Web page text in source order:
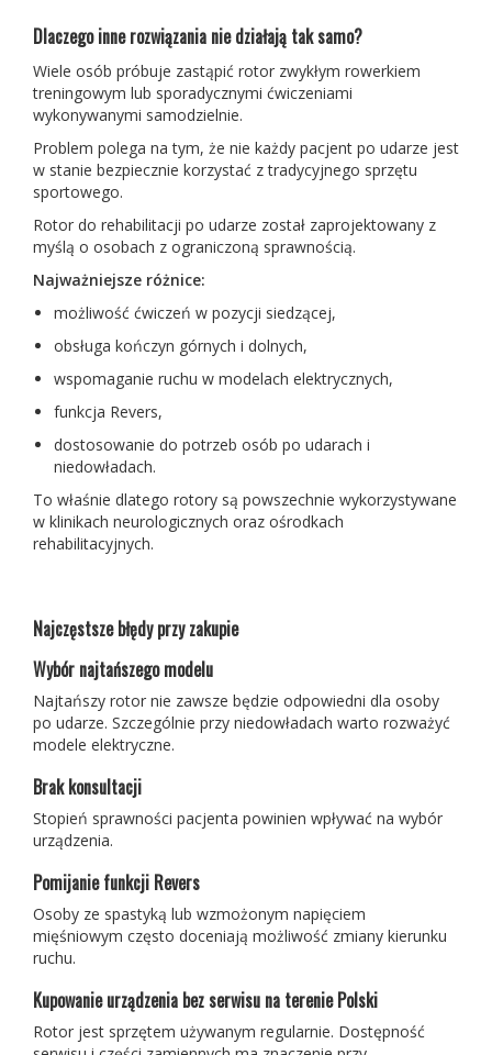
Dlaczego inne rozwiązania nie działają tak samo?
Wiele osób próbuje zastąpić rotor zwykłym rowerkiem
treningowym lub sporadycznymi ćwiczeniami
wykonywanymi samodzielnie.
Problem polega na tym, że nie każdy pacjent po udarze jest
w stanie bezpiecznie korzystać z tradycyjnego sprzętu
sportowego.
Rotor do rehabilitacji po udarze został zaprojektowany z
myślą o osobach z ograniczoną sprawnością.
Najważniejsze różnice:
możliwość ćwiczeń w pozycji siedzącej,
obsługa kończyn górnych i dolnych,
wspomaganie ruchu w modelach elektrycznych,
funkcja Revers,
dostosowanie do potrzeb osób po udarach i
niedowładach.
To właśnie dlatego rotory są powszechnie wykorzystywane
w klinikach neurologicznych oraz ośrodkach
rehabilitacyjnych.
Najczęstsze błędy przy zakupie
Wybór najtańszego modelu
Najtańszy rotor nie zawsze będzie odpowiedni dla osoby
po udarze. Szczególnie przy niedowładach warto rozważyć
modele elektryczne.
Brak konsultacji
Stopień sprawności pacjenta powinien wpływać na wybór
urządzenia.
Pomijanie funkcji Revers
Osoby ze spastyką lub wzmożonym napięciem
mięśniowym często doceniają możliwość zmiany kierunku
ruchu.
Kupowanie urządzenia bez serwisu na terenie Polski
Rotor jest sprzętem używanym regularnie. Dostępność